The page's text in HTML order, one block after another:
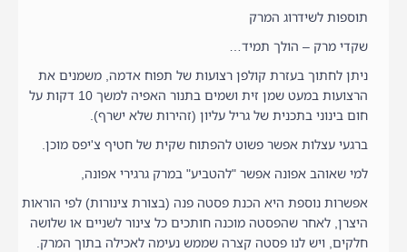
תוספות לשידרוג המרק
שקדי מרק – הולך תמיד…
ניתן לחתוך בעזרת קולפן רצועות של תפוח אדמה, משמנים את
הרצועות במעט שמן זית ושמים בתנור האפיה למשך 10 דקות על
חום בינוני בתכנית של גריל עליון (זהירות שלא ישרף).
ברגעי עצלות אפשר פשוט להפתוח שקית של חטיף צ'יפס מוכן.
למי שאוהב אפונה אפשר "להטביע" במרק גרגירי אפונה,
אפשרות נוספת היא הכנת פסטה פנה (בצורת צינורות) לפי הוראות
היצרן, לאחר שהפסטה מוכנה חותכים כל צינור לשניים או שלושה
חלקים, ויש לנו פסטה קצרה שממש נעימה לאכילה בתוך המרק.